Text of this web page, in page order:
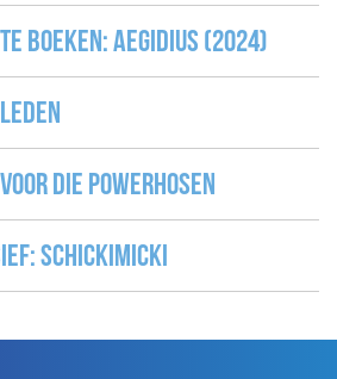
boeken: Aegidius (2024)
Die Powerhosen
Schickimicki